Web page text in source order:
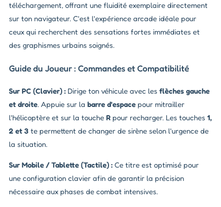
téléchargement, offrant une fluidité exemplaire directement
sur ton navigateur. C'est l'expérience arcade idéale pour
ceux qui recherchent des sensations fortes immédiates et
des graphismes urbains soignés.
Guide du Joueur : Commandes et Compatibilité
Sur PC (Clavier) : Dirige ton véhicule avec les flèches gauche
et droite. Appuie sur la barre d'espace pour mitrailler
l'hélicoptère et sur la touche R pour recharger. Les touches 1,
2 et 3 te permettent de changer de sirène selon l'urgence de
la situation.
Sur Mobile / Tablette (Tactile) : Ce titre est optimisé pour
une configuration clavier afin de garantir la précision
nécessaire aux phases de combat intensives.